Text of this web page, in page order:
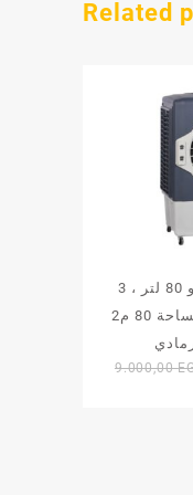
Related
مبرد هواء تورنيدو 80 لتر ، 3
سرعات ، يغطي مساحة 80 م2
9.000,00